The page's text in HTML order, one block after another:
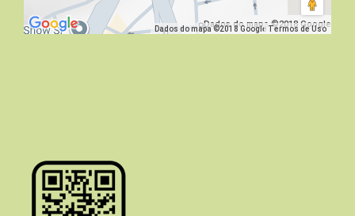
Dados do mapa ©2018 Google
Dados do mapa ©2018 Google
Termos de Uso